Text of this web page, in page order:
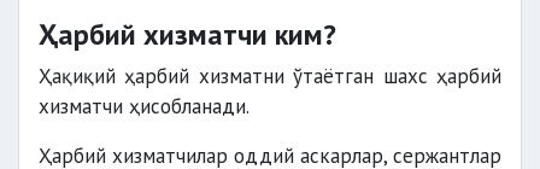
Ҳарбий хизматчи ким?
Ҳақиқий ҳарбий хизматни ўтаётган шахс ҳарбий
хизматчи ҳисобланади.
Ҳарбий хизматчилар оддий аскарлар, сержантлар